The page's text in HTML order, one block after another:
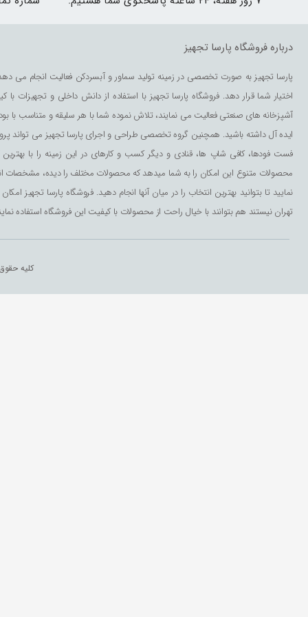
درباره فروشگاه پارسا تجهیز
پارسا تجهیز به صورت تخصصی در زمینه تولید سماور و آبسردکن فعالیت انجام می
اختیار شما قرار دهد. فروشگاه پارسا تجهیز با استفاده از دانش داخلی و تجهیزات
آشپزخانه های صنعتی فعالیت می نمایند، تلاش نموده شما با هر سلیقه و متناسب با
ایده آل داشته باشید. همچنین گروه تخصصی طراحی و اجرای پارسا تجهیز می تواند
فست فودها، کافی شاپ ها، قنادی و دیگر کسب و کارهای در این زمینه را با
محصولات متنوع این امکان را به شما میدهد که محصولات مختلف را دیده، مشخصات انها
نمایید تا بتوانید بهترین انتخاب را در میان آنها انجام دهید. فروشگاه پارسا
تهران نیستند هم بتوانند با خیال راحت از محصولات با کیفیت این فروشگاه استفاده
کلیه